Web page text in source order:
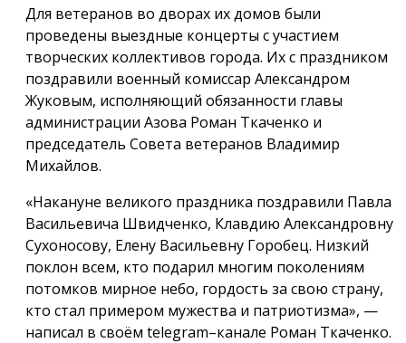
Для ветеранов во дворах их домов были
проведены выездные концерты с участием
творческих коллективов города. Их с праздником
поздравили военный комиссар Александром
Жуковым, исполняющий обязанности главы
администрации Азова Роман Ткаченко и
председатель Совета ветеранов Владимир
Михайлов.
«Накануне великого праздника поздравили Павла
Васильевича Швидченко, Клавдию Александровну
Сухоносову, Елену Васильевну Горобец. Низкий
поклон всем, кто подарил многим поколениям
потомков мирное небо, гордость за свою страну,
кто стал примером мужества и патриотизма», —
написал в своём telegram–канале Роман Ткаченко.